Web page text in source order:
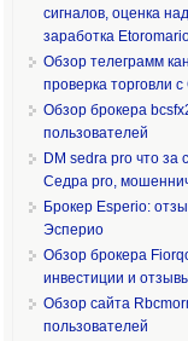
сигналов, оценка
заработка
Обзор телеграмм
проверка торговли
Обзор брокера
пользователей
DM sedra pro что за
Седра pro,
Брокер Esperio:
Эсперио
Обзор брокера
инвестиции и
Обзор сайта
пользователей